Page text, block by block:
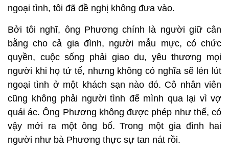
ngoại tình, tôi đã đề nghị không đưa vào.
Bởi tôi nghĩ, ông Phương chính là người giữ cân
bằng cho cả gia đình, người mẫu mực, có chức
quyền, cuộc sống phải giao du, yêu thương mọi
người khi họ tử tế, nhưng không có nghĩa sẽ lén lút
ngoại tình ở một khách sạn nào đó. Cô nhân viên
cũng không phải người tình để mình qua lại vì vợ
quái ác. Ông Phương không được phép như thế, có
vậy mới ra một ông bố. Trong một gia đình hai
người như bà Phương thực sự tan nát rồi.